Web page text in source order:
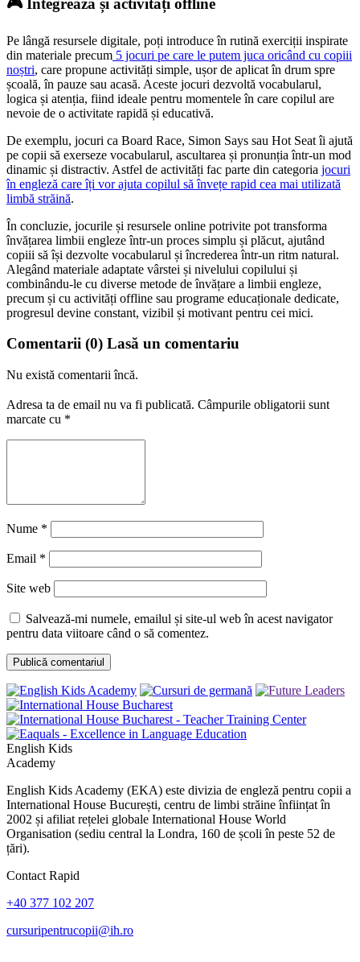
🎮 Integrează și activități offline
Pe lângă resursele digitale, poți introduce în rutină exerciții inspirate
din materiale precum 5 jocuri pe care le putem juca oricând cu copiii
noștri, care propune activități simple, ușor de aplicat în drum spre
școală, în pauze sau acasă. Aceste jocuri dezvoltă vocabularul,
logica și atenția, fiind ideale pentru momentele în care copilul are
nevoie de o activitate rapidă și educativă.
De exemplu, jocuri ca Board Race, Simon Says sau Hot Seat îi ajută
pe copii să exerseze vocabularul, ascultarea și pronunția într-un mod
dinamic și distractiv. Astfel de activități fac parte din categoria jocuri
în engleză care îți vor ajuta copilul să învețe rapid cea mai utilizată
limbă străină.
În concluzie, jocurile și resursele online potrivite pot transforma
învățarea limbii engleze într-un proces simplu și plăcut, ajutând
copiii să își dezvolte vocabularul și încrederea într-un ritm natural.
Alegând materiale adaptate vârstei și nivelului copilului și
combinându-le cu diverse metode de învățare a limbii engleze,
precum și cu activități offline sau programe educaționale dedicate,
progresul devine constant, vizibil și motivant pentru cei mici.
Comentarii (0) Lasă un comentariu
Nu există comentarii încă.
Adresa ta de email nu va fi publicată. Câmpurile obligatorii sunt
marcate cu *
Nume *
Email *
Site web
Salvează-mi numele, emailul și site-ul web în acest navigator
pentru data viitoare când o să comentez.
English Kids
Academy
English Kids Academy (EKA) este divizia de engleză pentru copii a
International House București, centru de limbi străine înființat în
2002 și afiliat rețelei globale International House World
Organisation (sediu central la Londra, 160 de școli în peste 52 de
țări).
Contact Rapid
+40 377 102 207
cursuripentrucopii@ih.ro